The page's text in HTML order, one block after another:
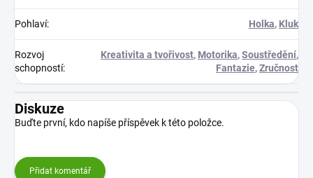
Pohlaví: Holka, Kluk
Rozvoj
schopností:
Kreativita a tvořivost, Motorika,Soustředění,
Fantazie,Zručnost
Diskuze
Buďte první, kdo napíše příspěvek k této položce.
Přidat komentář